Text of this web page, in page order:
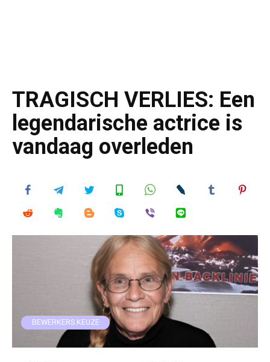
TRAGISCH VERLIES: Een
legendarische actrice is
vandaag overleden
BEWERKERS KEUZE